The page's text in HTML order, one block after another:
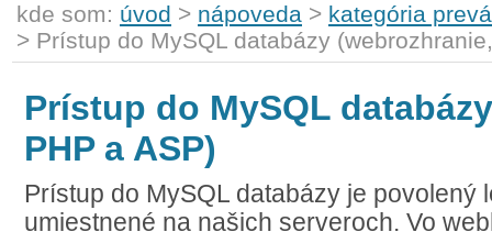
kde som: úvod > nápoveda > kategória
> Prístup do MySQL databázy
Prístup do MySQL
PHP a ASP)
Prístup do MySQL databázy je povolený
umiestnené na našich serveroch. Vo